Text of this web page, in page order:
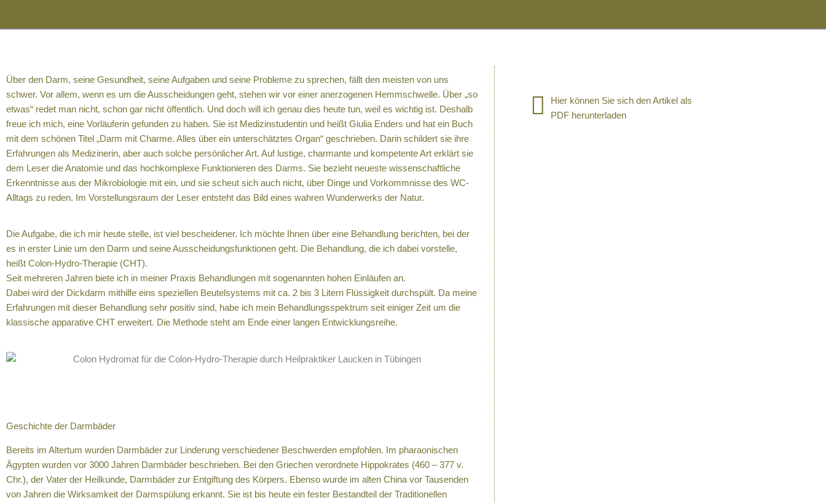
Über den Darm, seine Gesundheit, seine Aufgaben und seine Probleme zu sprechen, fällt den meisten von uns
schwer. Vor allem, wenn es um die Ausscheidungen geht, stehen wir vor einer anerzogenen Hemmschwelle. Über „so
etwas“ redet man nicht, schon gar nicht öffentlich. Und doch will ich genau dies heute tun, weil es wichtig ist. Deshalb
freue ich mich, eine Vorläuferin gefunden zu haben. Sie ist Medizinstudentin und heißt Giulia Enders und hat ein Buch
mit dem schönen Titel „Darm mit Charme. Alles über ein unterschätztes Organ“ geschrieben. Darin schildert sie ihre
Erfahrungen als Medizinerin, aber auch solche persönlicher Art. Auf lustige, charmante und kompetente Art erklärt sie
dem Leser die Anatomie und das hochkomplexe Funktionieren des Darms. Sie bezieht neueste wissenschaftliche
Erkenntnisse aus der Mikrobiologie mit ein, und sie scheut sich auch nicht, über Dinge und Vorkommnisse des WC-
Alltags zu reden. Im Vorstellungsraum der Leser entsteht das Bild eines wahren Wunderwerks der Natur.
Die Aufgabe, die ich mir heute stelle, ist viel bescheidener. Ich möchte Ihnen über eine Behandlung berichten, bei der
es in erster Linie um den Darm und seine Ausscheidungsfunktionen geht. Die Behandlung, die ich dabei vorstelle,
heißt Colon-Hydro-Therapie (CHT).
Seit mehreren Jahren biete ich in meiner Praxis Behandlungen mit sogenannten hohen Einläufen an.
Dabei wird der Dickdarm mithilfe eins speziellen Beutelsystems mit ca. 2 bis 3 Litern Flüssigkeit durchspült. Da meine
Erfahrungen mit dieser Behandlung sehr positiv sind, habe ich mein Behandlungsspektrum seit einiger Zeit um die
klassische apparative CHT erweitert. Die Methode steht am Ende einer langen Entwicklungsreihe.
Geschichte der Darmbäder
Bereits im Altertum wurden Darmbäder zur Linderung verschiedener Beschwerden empfohlen. Im pharaonischen
Ägypten wurden vor 3000 Jahren Darmbäder beschrieben. Bei den Griechen verordnete Hippokrates (460 – 377 v.
Chr.), der Vater der Heilkunde, Darmbäder zur Entgiftung des Körpers. Ebenso wurde im alten China vor Tausenden
von Jahren die Wirksamkeit der Darmspülung erkannt. Sie ist bis heute ein fester Bestandteil der Traditionellen
Hier können Sie sich den Artikel als
PDF herunterladen